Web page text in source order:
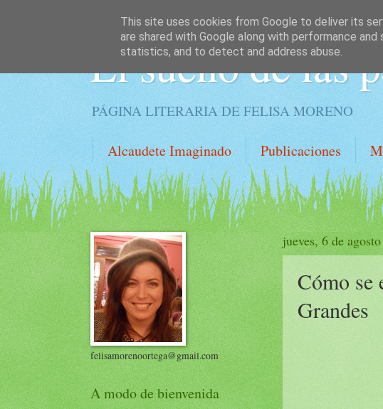
El sueño de las
PÁGINA LITERARIA DE FELISA MORENO
Alcaudete Imaginado Publicaciones
jueves, 6 de
Cómo se
Grandes
felisamorenoortega@gmail.com
A modo de bienvenida
This site uses cookies from Google to deliver its
are shared with Google along with performance
statistics, and to detect and address abuse.